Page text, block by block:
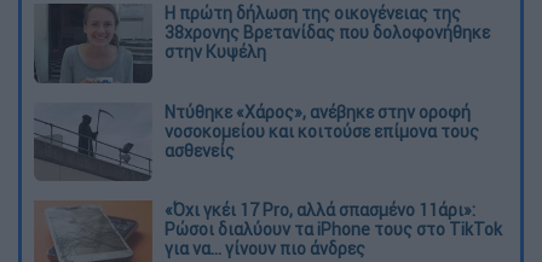
Η πρώτη δήλωση της οικογένειας της
38χρονης Βρετανίδας που δολοφονήθηκε
στην Κυψέλη
Ντύθηκε «Χάρος», ανέβηκε στην οροφή
νοσοκομείου και κοιτούσε επίμονα τους
ασθενείς
«Όχι γκέι 17 Pro, αλλά σπασμένο 11άρι»:
Ρώσοι διαλύουν τα iPhone τους στο TikTok
για να... γίνουν πιο άνδρες